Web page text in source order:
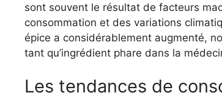
sont souvent le résultat de facteurs
consommation et des variations
épice a considérablement augmenté,
tant qu’ingrédient phare dans la
Les tendances de